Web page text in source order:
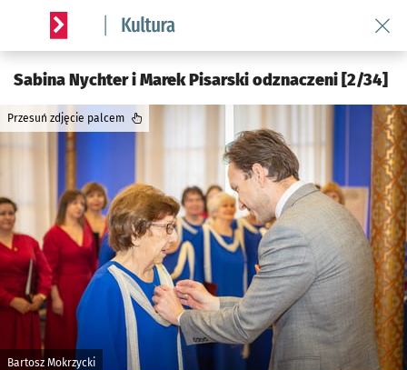
Serwis informacyjny wroclaw.pl podserwis: Kultura
Sabina Nychter i Marek Pisarski odznaczeni [2/34]
Bartosz Mokrzycki
Przesuń zdjęcie palcem